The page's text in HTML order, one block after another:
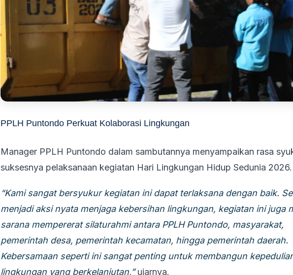
PPLH Puntondo Perkuat Kolaborasi Lingkungan
Manager PPLH Puntondo dalam sambutannya menyampaikan rasa
suksesnya pelaksanaan kegiatan Hari Lingkungan Hidup Sedunia 2026.
“Kami sangat bersyukur kegiatan ini dapat terlaksana dengan baik.
menjadi aksi nyata menjaga kebersihan lingkungan, kegiatan ini juga
sarana mempererat silaturahmi antara PPLH Puntondo, masyarakat,
pemerintah desa, pemerintah kecamatan, hingga pemerintah daerah.
Kebersamaan seperti ini sangat penting untuk membangun
lingkungan yang berkelanjutan,”ujarnya.